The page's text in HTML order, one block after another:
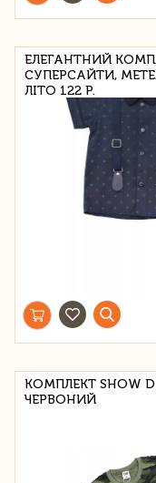
ЕЛЕГАНТНИЙ
СУПЕРСАЙТИ,
ЛІТО 122 Р.
КОМПЛЕКТ SHOW
ЧЕРВОНИЙ